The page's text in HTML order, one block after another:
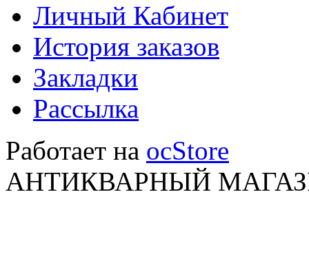
Личный Кабинет
История заказов
Закладки
Рассылка
Работает на ocStore
АНТИКВАРНЫЙ